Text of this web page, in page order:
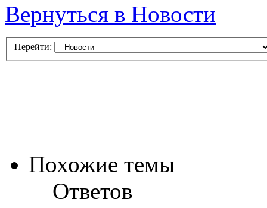
Вернуться в Новости
Перейти:
Похожие темы
Ответов